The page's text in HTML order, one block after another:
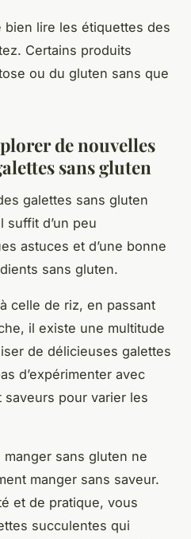
lire les étiquettes des
Certains produits
ou du gluten sans que
de nouvelles
sans gluten
galettes sans gluten
suffit d’un peu
astuces et d’une bonne
sans gluten.
celle de riz, en passant
il existe une multitude
de délicieuses galettes
d’expérimenter avec
pour varier les
manger sans gluten ne
manger sans saveur.
et de pratique, vous
succulentes qui